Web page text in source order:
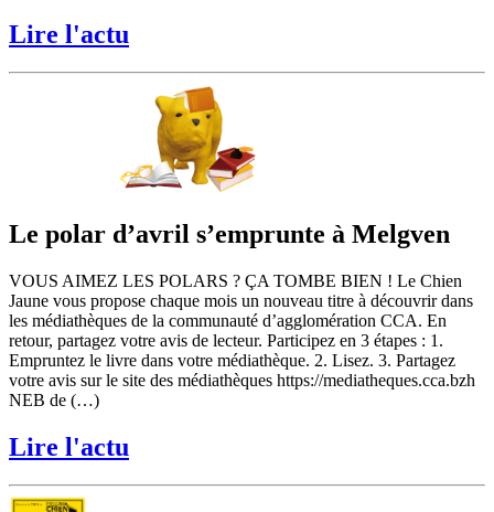
Lire l'actu
Le polar d’avril s’emprunte à Melgven
VOUS AIMEZ LES POLARS ? ÇA TOMBE BIEN ! Le Chien
Jaune vous propose chaque mois un nouveau titre à découvrir dans
les médiathèques de la communauté d’agglomération CCA. En
retour, partagez votre avis de lecteur. Participez en 3 étapes : 1.
Empruntez le livre dans votre médiathèque. 2. Lisez. 3. Partagez
votre avis sur le site des médiathèques https://mediatheques.cca.bzh
NEB de (…)
Lire l'actu